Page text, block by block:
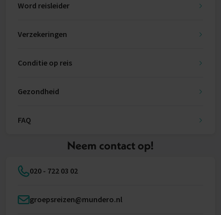
Word reisleider
Verzekeringen
Conditie op reis
Gezondheid
FAQ
Neem contact op!
020 - 722 03 02
groepsreizen@mundero.nl